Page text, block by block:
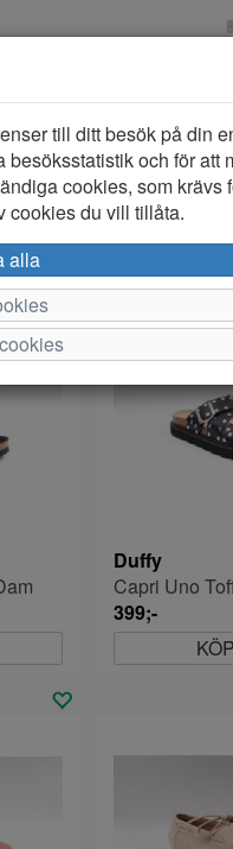
ÖPPET
Per
Duffy
Capri Uno
399;-
till ditt besök på din
och för att
cookies, som krävs
cookies du vill tillåta.
alla